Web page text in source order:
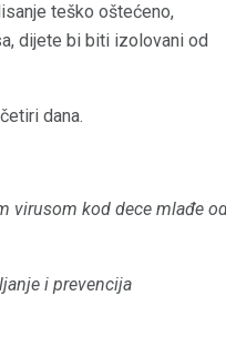
teško oštećeno,
dijete bi biti izolovani od
dana.
virusom kod dece mlađe
i prevencija